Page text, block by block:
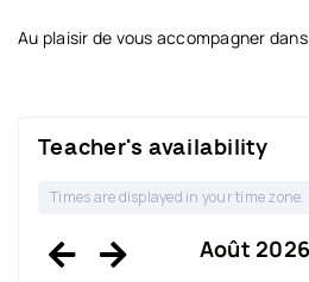
Au plaisir de vous accompagner
Teacher's availability
Times are displayed in your time zone.
Août